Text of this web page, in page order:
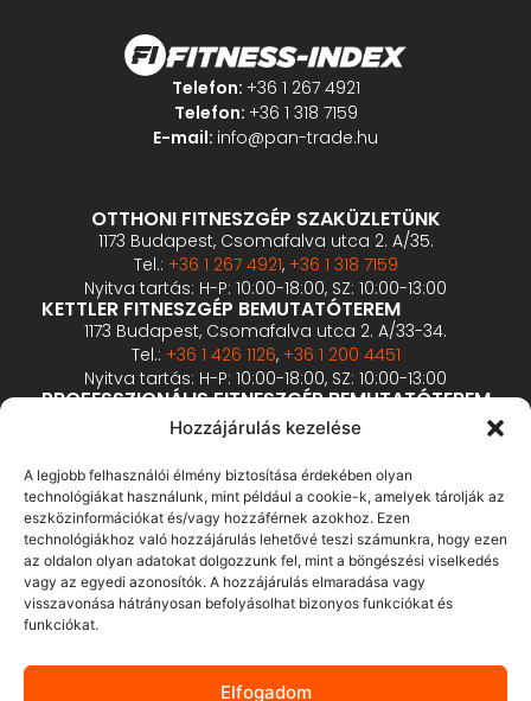
Hozzájárulás kezelése
A legjobb felhasználói élmény biztosítása érdekében olyan
technológiákat használunk, mint például a cookie-k, amelyek tárolják az
eszközinformációkat és/vagy hozzáférnek azokhoz. Ezen
technológiákhoz való hozzájárulás lehetővé teszi számunkra, hogy ezen
az oldalon olyan adatokat dolgozzunk fel, mint a böngészési viselkedés
vagy az egyedi azonosítók. A hozzájárulás elmaradása vagy
visszavonása hátrányosan befolyásolhat bizonyos funkciókat és
funkciókat.
Elfogadom
Telefon: +36 1 267 4921
Telefon: +36 1 318 7159
E-mail: info@pan-trade.hu
OTTHONI FITNESZGÉP SZAKÜZLETÜNK
1173 Budapest, Csomafalva utca 2. A/35.
Tel.: +36 1 267 4921, +36 1 318 7159
Nyitva tartás: H-P: 10:00-18:00, SZ: 10:00-13:00
KETTLER FITNESZGÉP BEMUTATÓTEREM
1173 Budapest, Csomafalva utca 2. A/33-34.
Tel.: +36 1 426 1126, +36 1 200 4451
Nyitva tartás: H-P: 10:00-18:00, SZ: 10:00-13:00
PROFESSZIONÁLIS FITNESZGÉP BEMUTATÓTEREM
2360 Gyál, Vállalkozó u. 12.
+36 1 900 0657
Nyitva tartás: előzetes bejelentkezés alapján
ÁSZF
Adatvédelmi tájékoztató
Fizetés és szállítás
Bankkártyás fizetés tájékoztató